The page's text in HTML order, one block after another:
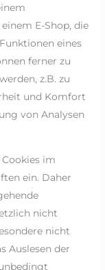
E-Shop, die
eines
ferner zu
z.B. zu
und Komfort
von Analysen
im
ein. Daher
nicht
nicht
Auslesen der